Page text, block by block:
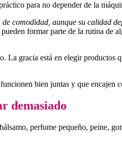
para no depender de la
comodidad, aunque su calidad
formar parte de la rutina de
gracia está en elegir productos
bien juntas y que encajen
demasiado
perfume pequeño, peine,